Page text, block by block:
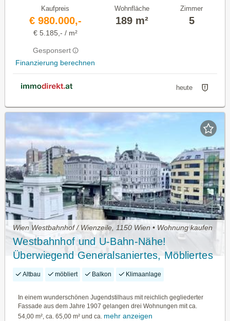
Kaufpreis
€ 980.000,-
€ 5.185,- / m²
Gesponsert
Finanzierung berechnen
Wohnfläche
189 m²
Zimmer
5
heute
Wien Westbahnhof / Wienzeile, 1150 Wien • Wohnung kaufen
Westbahnhof und U-Bahn-Nähe!
Überwiegend Generalsaniertes, Möbliertes
Wohnungspaket mit Airbnb-Eignung in
Altbau möbliert Balkon Klimaanlage
In einem wunderschönen Jugendstilhaus mit reichlich gegliederter
Fassade aus dem Jahre 1907 gelangen drei Wohnungen mit ca.
54,00 m², ca. 65,00 m² und ca. mehr anzeigen